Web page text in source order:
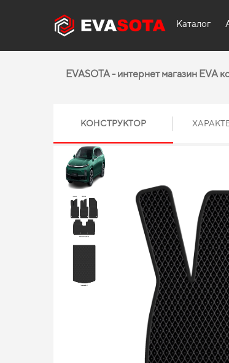
Каталог
EVASOTA - интернет магазин EVA
КОНСТРУКТОР